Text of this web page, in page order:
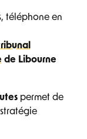
téléphone en
de Libourne
permet de